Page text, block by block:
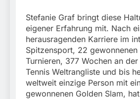
Stefanie Graf bringt diese
eigener Erfahrung mit. Nach
herausragenden Karriere im
Spitzensport, 22
Turnieren, 377 Wochen an
Tennis Weltrangliste und bis
weltweit einzige Person mit
gewonnenen Golden Slam,